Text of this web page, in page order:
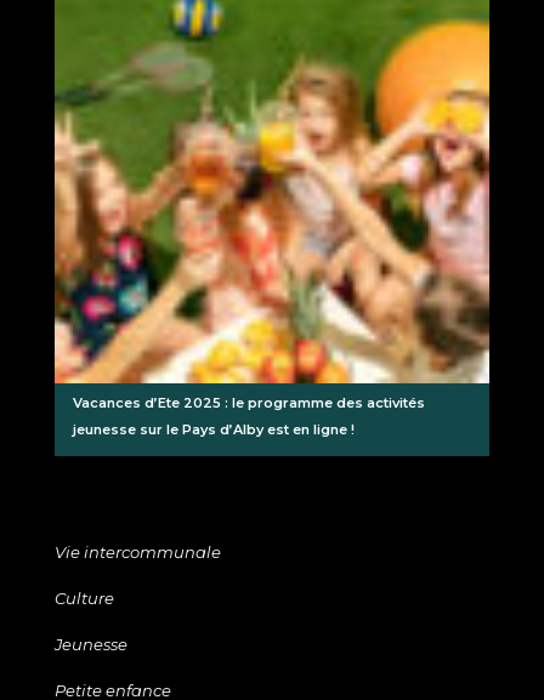
Vacances d’Ete 2025 : le programme des activités
jeunesse sur le Pays d’Alby est en ligne !
Vie intercommunale
Culture
Jeunesse
Petite enfance